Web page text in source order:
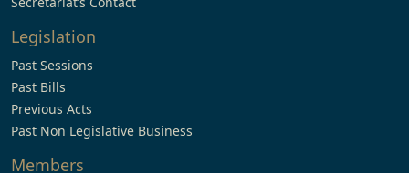
Legislation
Past Sessions
Past Bills
Previous Acts
Past Non Legislative Business
Members